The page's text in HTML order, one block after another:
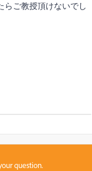
らご教授頂けないでし
question.